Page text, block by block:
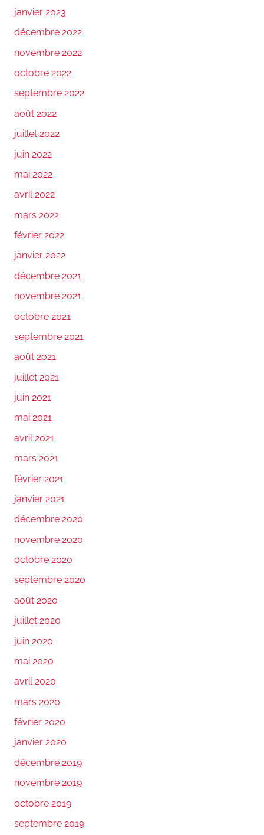
janvier 2023
décembre 2022
novembre 2022
octobre 2022
septembre 2022
août 2022
juillet 2022
juin 2022
mai 2022
avril 2022
mars 2022
février 2022
janvier 2022
décembre 2021
novembre 2021
octobre 2021
septembre 2021
août 2021
juillet 2021
juin 2021
mai 2021
avril 2021
mars 2021
février 2021
janvier 2021
décembre 2020
novembre 2020
octobre 2020
septembre 2020
août 2020
juillet 2020
juin 2020
mai 2020
avril 2020
mars 2020
février 2020
janvier 2020
décembre 2019
novembre 2019
octobre 2019
septembre 2019